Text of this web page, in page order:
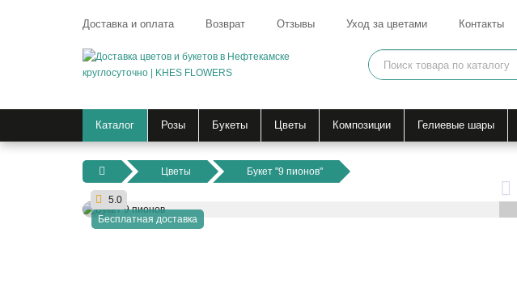
Доставка и оплата Возврат Отзывы Уход за цветами Контакты
Каталог Розы Букеты Цветы Композиции Гелиевые шары
Цветы Букет "9 пионов"
Бесплатная доставка
5.0